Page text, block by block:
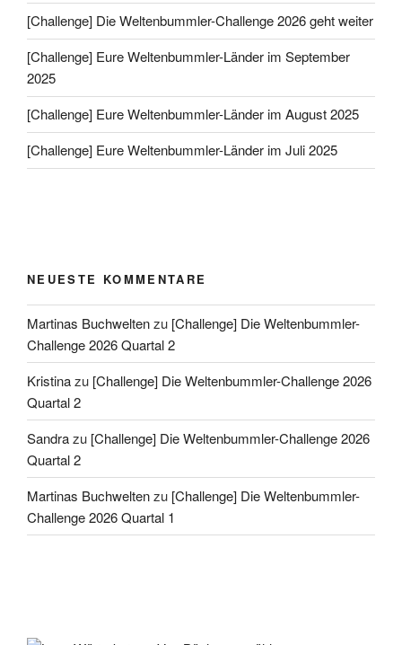
[Challenge] Die Weltenbummler-Challenge 2026 geht weiter
[Challenge] Eure Weltenbummler-Länder im September
2025
[Challenge] Eure Weltenbummler-Länder im August 2025
[Challenge] Eure Weltenbummler-Länder im Juli 2025
NEUESTE KOMMENTARE
Martinas Buchweltenzu [Challenge] Die Weltenbummler-
Challenge 2026 Quartal 2
Kristinazu [Challenge] Die Weltenbummler-Challenge 2026
Quartal 2
Sandrazu [Challenge] Die Weltenbummler-Challenge 2026
Quartal 2
Martinas Buchweltenzu [Challenge] Die Weltenbummler-
Challenge 2026 Quartal 1